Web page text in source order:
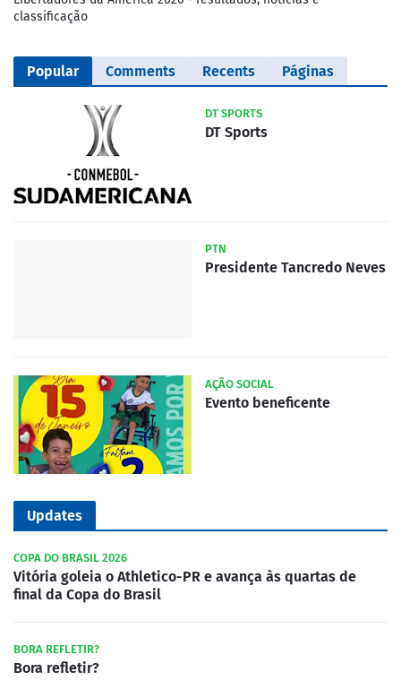
classificação
Popular Comments Recents Páginas
DT SPORTS
DT Sports
PTN
Presidente Tancredo Neves
AÇÃO SOCIAL
Evento beneficente
Updates
COPA DO BRASIL 2026
Vitória goleia o Athletico-PR e avança às quartas de
final da Copa do Brasil
BORA REFLETIR?
Bora refletir?